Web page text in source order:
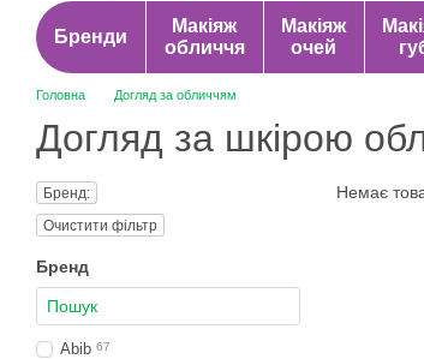
Бренди
Макіяж
обличчя
Макіяж
очей
Головна Догляд за обличчям
Догляд за шкірою
Немає
Бренд:
Очистити фільтр
Бренд
Abib 67